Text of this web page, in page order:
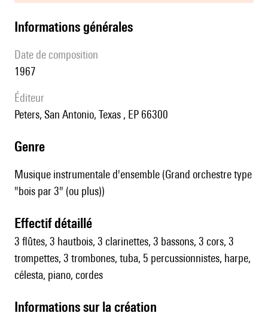
informations générales
date de composition
1967
éditeur
Peters, San Antonio, Texas , EP 66300
genre
Musique instrumentale d'ensemble (Grand orchestre type
"bois par 3" (ou plus))
effectif détaillé
3 flûtes, 3 hautbois, 3 clarinettes, 3 bassons, 3 cors, 3
trompettes, 3 trombones, tuba, 5 percussionnistes, harpe,
célesta, piano, cordes
informations sur la création